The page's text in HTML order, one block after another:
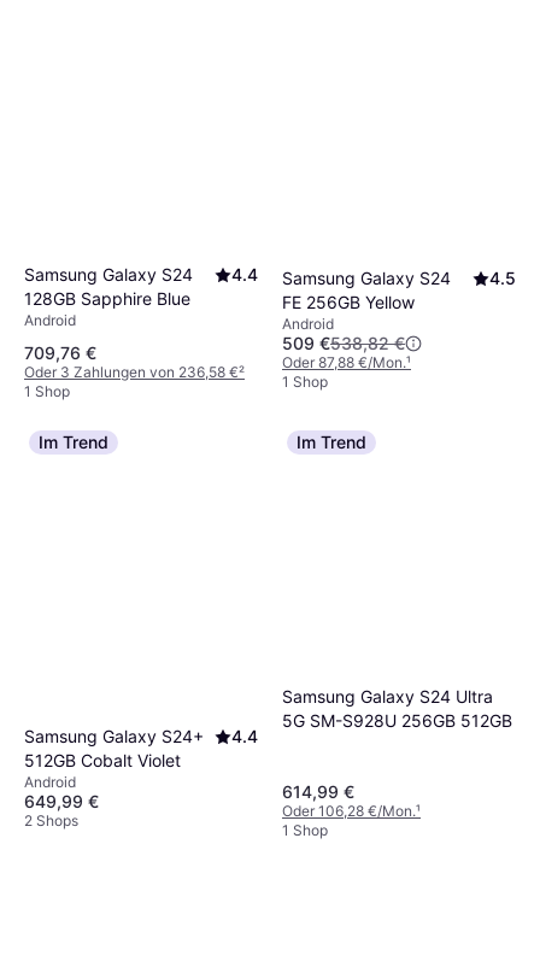
Samsung Galaxy S24
128GB Sapphire Blue
4.4
Android
709,76 €
Oder 3 Zahlungen von 236,58 €²
1 Shop
Samsung Galaxy S24
FE 256GB Yellow
4.5
Android
509 €538,82 €
Oder 87,88 €/Mon.¹
1 Shop
Im Trend
Samsung Galaxy S24+
512GB Cobalt Violet
4.4
Android
649,99 €
2 Shops
Im Trend
Samsung Galaxy S24 Ultra
5G SM-S928U 256GB 512GB
614,99 €
Oder 106,28 €/Mon.¹
1 Shop